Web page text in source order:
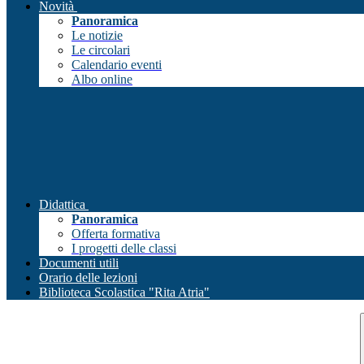
Novità
Panoramica
Le notizie
Le circolari
Calendario eventi
Albo online
Didattica
Panoramica
Offerta formativa
I progetti delle classi
Documenti utili
Orario delle lezioni
Biblioteca Scolastica "Rita Atria"